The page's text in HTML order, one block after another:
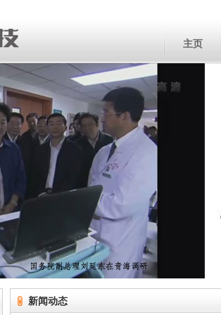
主页
新闻动态